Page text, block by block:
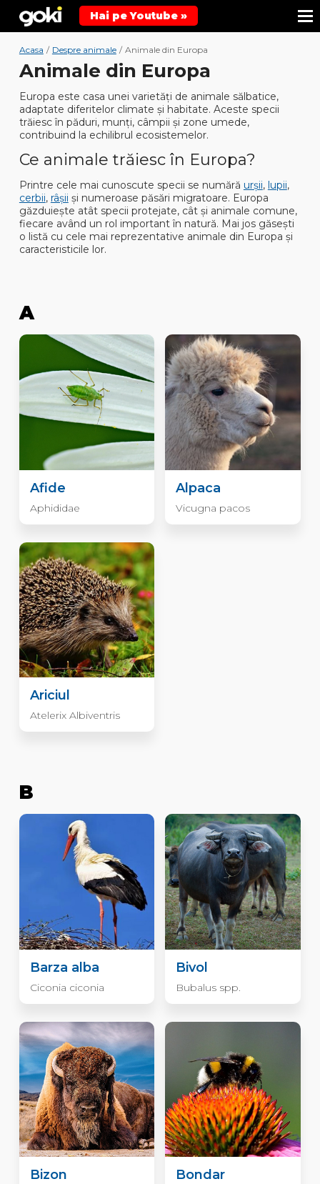
Hai pe Youtube »
Acasa / Despre animale / Animale din Europa
Animale din Europa
Europa este casa unei varietăți de animale sălbatice,
adaptate diferitelor climate și habitate. Aceste specii
trăiesc în păduri, munți, câmpii și zone umede,
contribuind la echilibrul ecosistemelor.
Ce animale trăiesc în Europa?
Printre cele mai cunoscute specii se numără urșii, lupii,
cerbii, râșii și numeroase păsări migratoare. Europa
găzduiește atât specii protejate, cât și animale comune,
fiecare având un rol important în natură. Mai jos găsești
o listă cu cele mai reprezentative animale din Europa și
caracteristicile lor.
A
Afide
Aphididae
Alpaca
Vicugna pacos
Ariciul
Atelerix Albiventris
B
Barza alba
Ciconia ciconia
Bivol
Bubalus spp.
Bizon Bondar